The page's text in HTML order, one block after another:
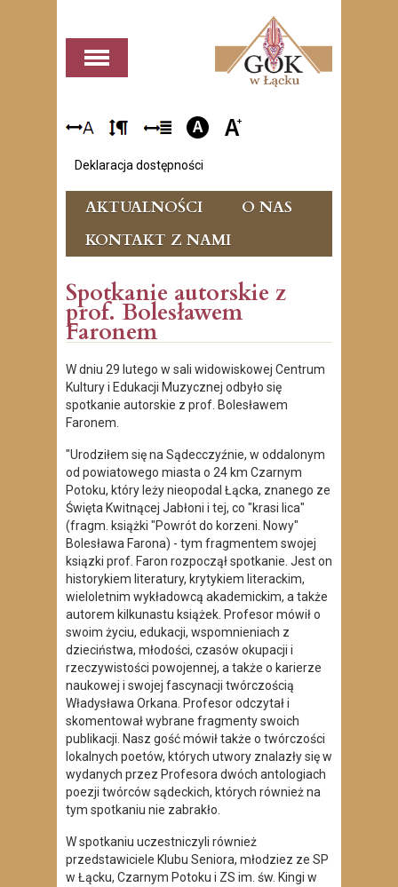
Deklaracja dostępności
AKTUALNOŚCI
O NAS
KONTAKT Z NAMI
Spotkanie autorskie z
prof. Bolesławem
Faronem
W dniu 29 lutego w sali widowiskowej Centrum
Kultury i Edukacji Muzycznej odbyło się
spotkanie autorskie z prof. Bolesławem
Faronem.
"Urodziłem się na Sądecczyźnie, w oddalonym
od powiatowego miasta o 24 km Czarnym
Potoku, który leży nieopodal Łącka, znanego ze
Święta Kwitnącej Jabłoni i tej, co "krasi lica"
(fragm. książki "Powrót do korzeni. Nowy"
Bolesława Farona) - tym fragmentem swojej
ksiązki prof. Faron rozpoczął spotkanie. Jest on
historykiem literatury, krytykiem literackim,
wieloletnim wykładowcą akademickim, a także
autorem kilkunastu książek. Profesor mówił o
swoim życiu, edukacji, wspomnieniach z
dzieciństwa, młodości, czasów okupacji i
rzeczywistości powojennej, a także o karierze
naukowej i swojej fascynacji twórczością
Władysława Orkana. Profesor odczytał i
skomentował wybrane fragmenty swoich
publikacji. Nasz gość mówił także o twórczości
lokalnych poetów, których utwory znalazły się w
wydanych przez Profesora dwóch antologiach
poezji twórców sądeckich, których również na
tym spotkaniu nie zabrakło.
W spotkaniu uczestniczyli również
przedstawiciele Klubu Seniora, młodziez ze SP
w Łącku, Czarnym Potoku i ZS im. św. Kingi w